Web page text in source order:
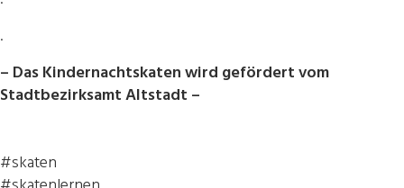
.
– Das Kindernachtskaten wird gefördert vom
Stadtbezirksamt Altstadt –
#skaten